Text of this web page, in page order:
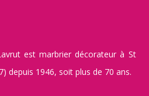
est marbrier décorateur à St
depuis 1946, soit plus de 70 ans.